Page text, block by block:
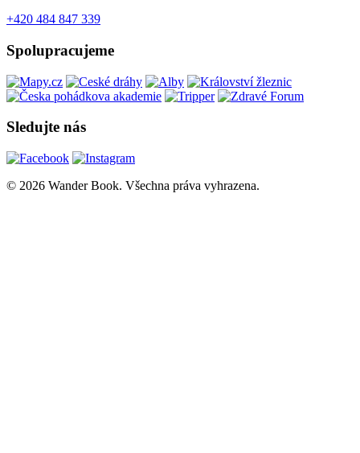
+420 484 847 339
Spolupracujeme
Sledujte nás
© 2026 Wander Book. Všechna práva vyhrazena.